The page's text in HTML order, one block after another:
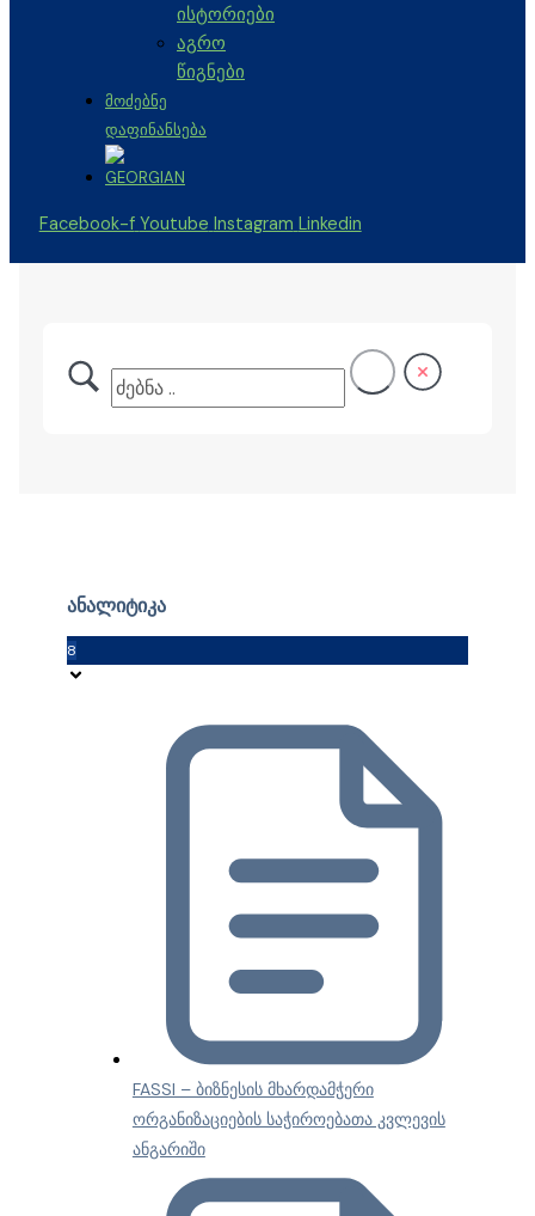
ისტორიები
აგრო
წიგნები
ᲛᲝᲫᲔᲑᲜᲔ
ᲓᲐᲤᲘᲜᲐᲜᲡᲔᲑᲐ
Facebook-f Youtube Instagram Linkedin
ანალიტიკა
8
FASSI – ბიზნესის მხარდამჭერი
ორგანიზაციების საჭიროებათა კვლევის
ანგარიში